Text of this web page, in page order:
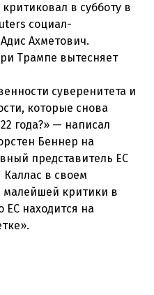
в субботу в
социал-
Ахметович.
Трампе вытесняет
суверенитета и
которые снова
года?» — написал
Беннер на
представитель ЕC
в своем
малейшей критики в
ЕС находится на